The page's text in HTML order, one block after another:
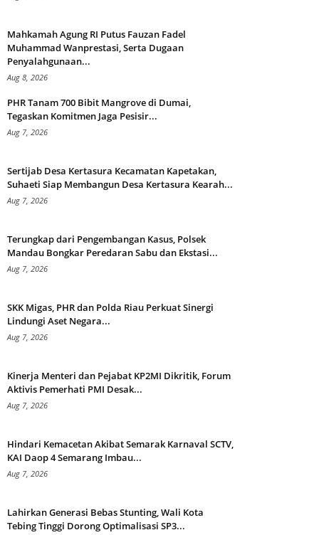
Mahkamah Agung RI Putus Fauzan Fadel
Muhammad Wanprestasi, Serta Dugaan
Penyalahgunaan...
Aug 8, 2026
PHR Tanam 700 Bibit Mangrove di Dumai,
Tegaskan Komitmen Jaga Pesisir...
Aug 7, 2026
Sertijab Desa Kertasura Kecamatan Kapetakan,
Suhaeti Siap Membangun Desa Kertasura Kearah...
Aug 7, 2026
Terungkap dari Pengembangan Kasus, Polsek
Mandau Bongkar Peredaran Sabu dan Ekstasi...
Aug 7, 2026
SKK Migas, PHR dan Polda Riau Perkuat Sinergi
Lindungi Aset Negara...
Aug 7, 2026
Kinerja Menteri dan Pejabat KP2MI Dikritik, Forum
Aktivis Pemerhati PMI Desak...
Aug 7, 2026
Hindari Kemacetan Akibat Semarak Karnaval SCTV,
KAI Daop 4 Semarang Imbau...
Aug 7, 2026
Lahirkan Generasi Bebas Stunting, Wali Kota
Tebing Tinggi Dorong Optimalisasi SP3...